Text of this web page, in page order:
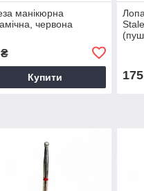
манікюрна
червона
Купити 175